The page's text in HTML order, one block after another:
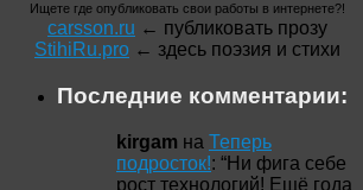
Ищете где опубликовать свои работы в интернете?!
carsson.ru ← публиковать прозу
StihiRu.pro ← здесь поэзия и стихи
Последние комментарии:
kirgam на Теперь
подросток!: “Ни фига себе
рост технологий! Ещё года